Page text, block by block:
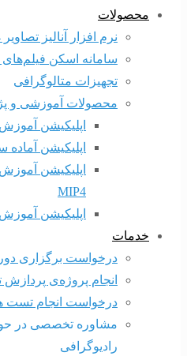
محصولات
نرم افزار آنالیز تصاویر MIP4
سامانه اسکن فیلم‌های
تجهیزات متالوگرافی
محصولات آموزشی و
اپلیکیشن
اپلیکیشن
اپلیکیشن
MIP4
اپلیکیشن
خدمات
درخواست برگزاری
انجام پروژه‌ی
درخواست انجام تست
مشاوره تخصصی در
رادیوگرافی